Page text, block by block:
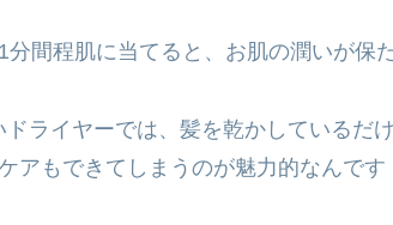
分間程肌に当てると、お肌の潤いが保
ライヤーでは、髪を乾かしているだ
アもできてしまうのが魅力的なんです